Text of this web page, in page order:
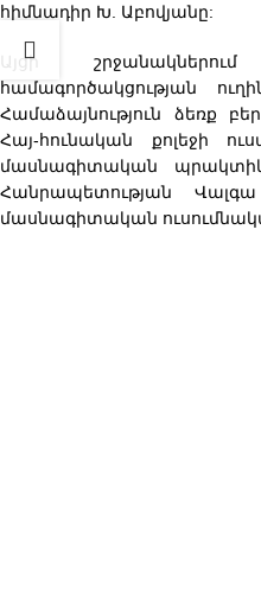
հիմնադիր Խ. Աբովյանը:
Այցի
համագործակցության
Համաձայնություն ձեռք
Հայ-հունական քոլեջի
մասնագիտական
Հանրապետության
մասնագիտական